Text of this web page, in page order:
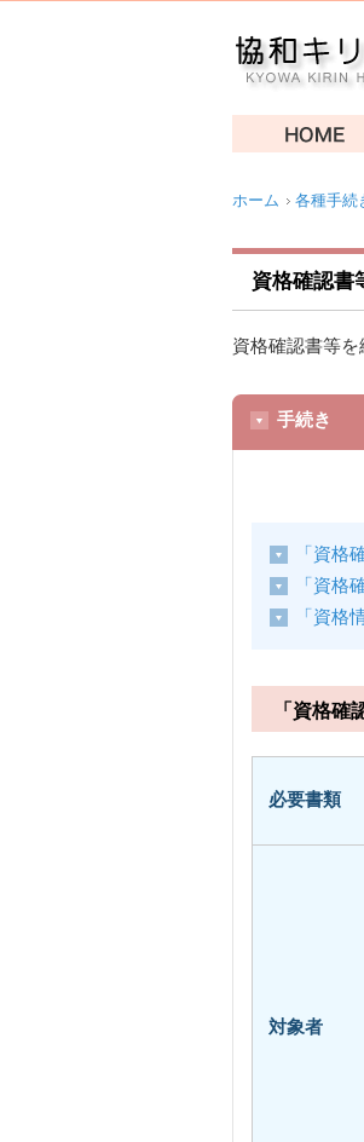
ホーム 各種手続
資格確認書
資格確認書等
手続き
「資格
「資格
「資格
「資格確
必要書類
対象者